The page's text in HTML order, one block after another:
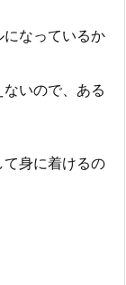
なっているか
いので、ある
身に着けるの